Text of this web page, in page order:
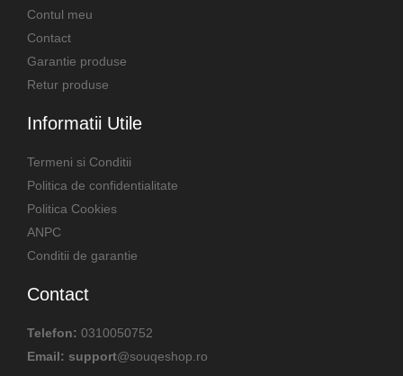
Contul meu
Contact
Garantie produse
Retur produse
Informatii Utile
Termeni si Conditii
Politica de confidentialitate
Politica Cookies
ANPC
Conditii de garantie
Contact
Telefon: 0310050752
Email: support@souqeshop.ro